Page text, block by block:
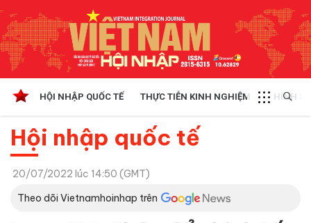
HỘI NHẬP QUỐC TẾ THỰC TIỄN KINH NGHIỆM CHÍNH
Hội nhập quốc tế
20/07/2022 lúc 14:50 (GMT)
Theo dõi Vietnamhoinhap trên